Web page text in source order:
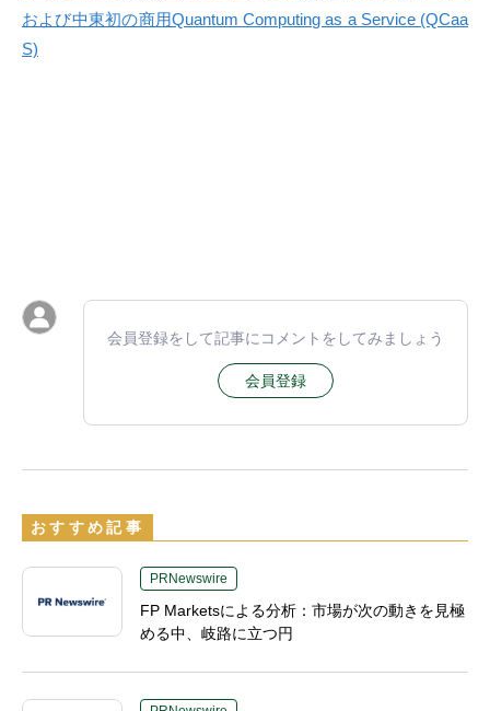
および中東初の商用Quantum Computing as a Service (QCaa
S)
会員登録をして記事にコメントをしてみましょう
会員登録
おすすめ記事
PRNewswire
FP Marketsによる分析：市場が次の動きを見極
める中、岐路に立つ円